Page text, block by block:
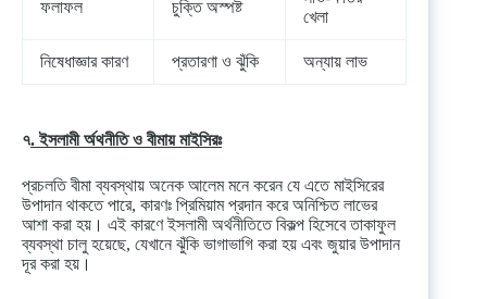
ফলাফল চুক্তি অস্পষ্ট
খেলা
নিষেধাজ্ঞার কারণ প্রতারণা ও ঝুঁকি অন্যায় লাভ
৭. ইসলামী র্অথনীতি ও বীমায় মাইসিরঃ
প্রচলতি বীমা ব্যবস্থায় অনেক আলেম মনে করেন যে এতে মাইসিরের
উপাদান থাকতে পারে, কারণঃ প্রিমিয়াম প্রদান করে অনিশ্চিত লাভের
আশা করা হয়। এই কারণে ইসলামী অর্থনীতিতে বিকল্প হিসেবে তাকাফুল
ব্যবস্থা চালু হয়েছে, যেখানে ঝুঁকি ভাগাভাগি করা হয় এবং জুয়ার উপাদান
দূর করা হয়।